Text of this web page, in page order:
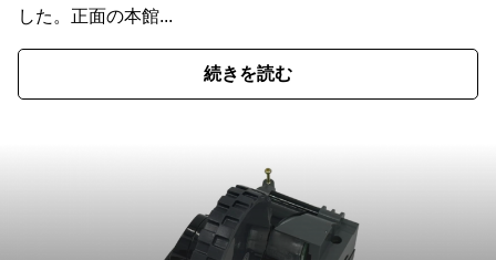
した。正面の本館...
続きを読む